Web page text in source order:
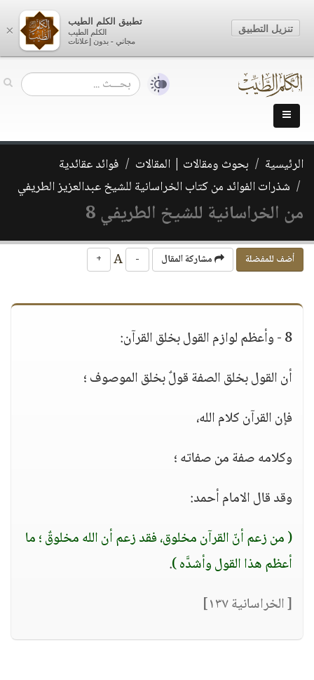
الرئيسية بحوث ومقالات | المقالات
فوائد عقائدية
شذرات الفوائد من كتاب الخراسانية للشيخ عبدالعزيز الطريفي
من الخراسانية للشيخ الطريفي 8
أضف للمفضلة مشاركة المقال -
+
8 - وأعظم لوازم القول بخلق القرآن:
أن القول بخلق الصفة قولٌ بخلق الموصوف ؛
فإن القرآن كلام الله،
وكلامه صفة من صفاته ؛
وقد قال الامام أحمد:
( من زعم أنّ القرآن مخلوق، فقد زعم أن الله مخلوقٌ ؛ ما
أعظم هذا القول وأشدَّه ).
[ الخراسانية ١٣٧]
×
تطبيق الكلم الطيب
الكلم الطيب
مجاني - بدون إعلانات
تنزيل التطبيق